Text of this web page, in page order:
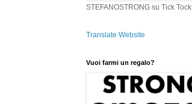
STEFANOSTRONG su Tick Tock
Translate Website
Vuoi farmi un regalo?